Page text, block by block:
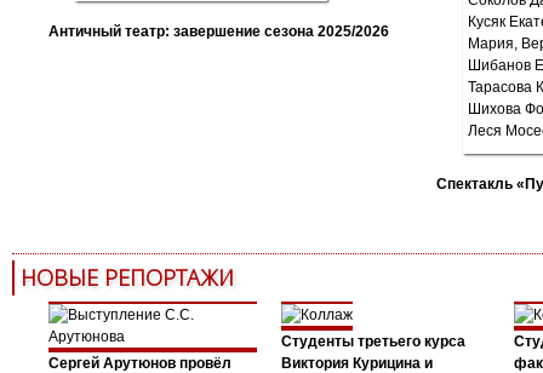
Античный театр: завершение сезона 2025/2026
Спектакль
НОВЫЕ РЕПОРТАЖИ
Сергей Арутюнов провёл
Студенты третьего курса
Виктория Курицина и